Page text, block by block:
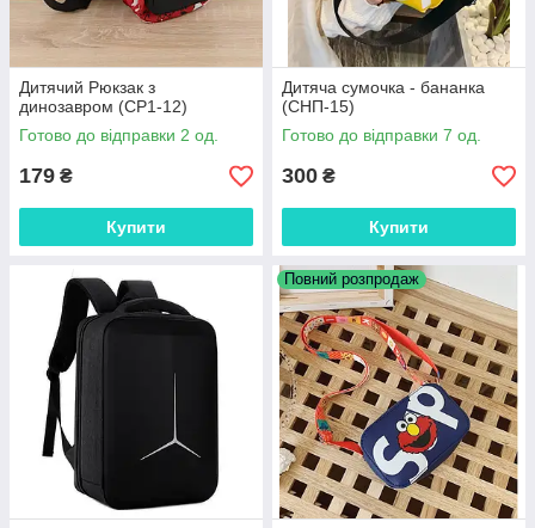
Дитячий Рюкзак з
динозавром (СР1-12)
Готово до відправки 2 од.
179 ₴
Купити
Дитяча сумочка - бананка
(СНП-15)
Готово до відправки 7 од.
300 ₴
Купити
Повний розпродаж